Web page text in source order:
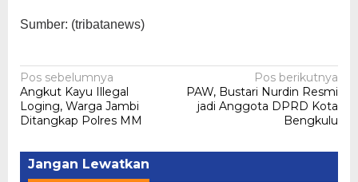
Sumber: (tribatanews)
Navigasi
pos
Pos sebelumnya
Angkut Kayu Illegal
Loging, Warga Jambi
Ditangkap Polres MM
Pos berikutnya
PAW, Bustari Nurdin Resmi
jadi Anggota DPRD Kota
Bengkulu
Jangan Lewatkan